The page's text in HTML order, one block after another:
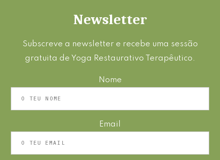
Newsletter
Subscreve a newsletter e recebe uma sessão
gratuita de Yoga Restaurativo Terapêutico.
Nome
Email